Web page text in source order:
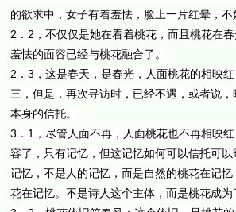
的欲求中，女子有着羞怯，脸上一片红晕，
2 ． 2 ，不仅仅是她在看着桃花，而且桃花在
羞怯的面容已经与桃花融合了。
2 ． 3 ，这是春天，是春光，人面桃花的相映
三，但是，再次寻访时，已经不遇，或者说
本身的信托。
3 ． 1，尽管人面不再，人面桃花也不再相映
容了，只有记忆，但这记忆如何可以信托可
记忆，不是人的记忆，而是自然的桃花在记
花在记忆。不是诗人这个主体，而是桃花成